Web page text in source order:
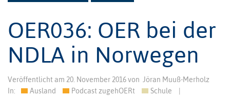
OER036: OER bei der
NDLA in Norwegen
Veröffentlicht am 20. November 2016von Jöran Muuß-Merholz
In:
Ausland Podcast zugehOERt Schule